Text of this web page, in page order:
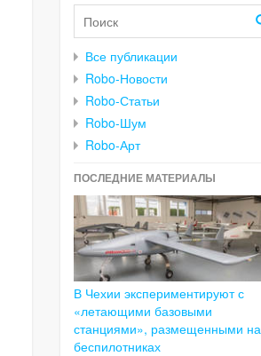
Все публикации
Robo-Новости
Robo-Статьи
Robo-Шум
Robo-Арт
ПОСЛЕДНИЕ МАТЕРИАЛЫ
В Чехии экспериментируют с
«летающими базовыми
станциями», размещенными на
беспилотниках